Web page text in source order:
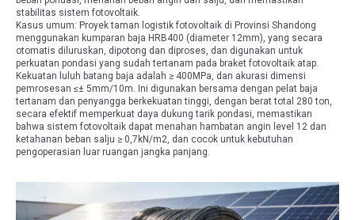
stabilitas sistem fotovoltaik.
Kasus umum: Proyek taman logistik fotovoltaik di Provinsi Shandong
menggunakan kumparan baja HRB400 (diameter 12mm), yang secara
otomatis diluruskan, dipotong dan diproses, dan digunakan untuk
perkuatan pondasi yang sudah tertanam pada braket fotovoltaik atap.
Kekuatan luluh batang baja adalah ≥ 400MPa, dan akurasi dimensi
pemrosesan ≤± 5mm/10m. Ini digunakan bersama dengan pelat baja
tertanam dan penyangga berkekuatan tinggi, dengan berat total 280 ton,
secara efektif memperkuat daya dukung tarik pondasi, memastikan
bahwa sistem fotovoltaik dapat menahan hambatan angin level 12 dan
ketahanan beban salju ≥ 0,7kN/m2, dan cocok untuk kebutuhan
pengoperasian luar ruangan jangka panjang.